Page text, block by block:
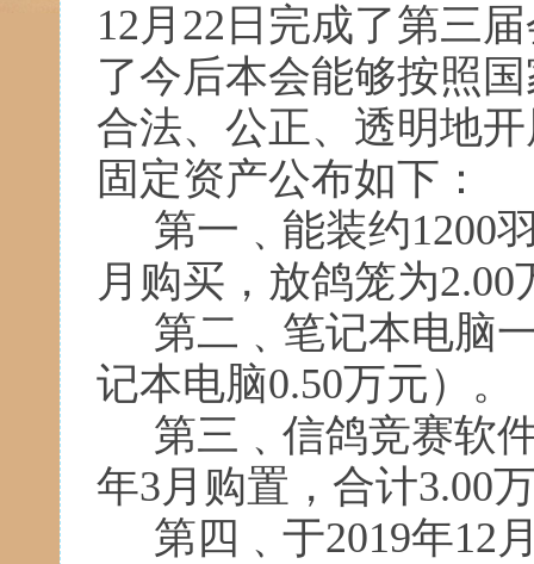
12 月 22 日完成了第三
了今后本会能够按照
合法、公正、透明地
固定资产公布如下：
第一﹑能装约1200
月购买，放鸽笼为2.00
第二﹑笔记本电脑
记本电脑0.50万元）。
第三﹑信鸽竞赛软
年3月购置，合计3.00
第四﹑于2019年12